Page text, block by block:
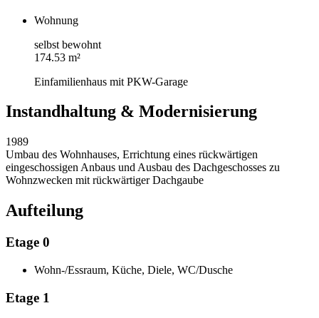
Wohnung
selbst bewohnt
174.53 m²
Einfamilienhaus mit PKW-Garage
Instandhaltung & Modernisierung
1989
Umbau des Wohnhauses, Errichtung eines rückwärtigen
eingeschossigen Anbaus und Ausbau des Dachgeschosses zu
Wohnzwecken mit rückwärtiger Dachgaube
Aufteilung
Etage 0
Wohn-/Essraum, Küche, Diele, WC/Dusche
Etage 1